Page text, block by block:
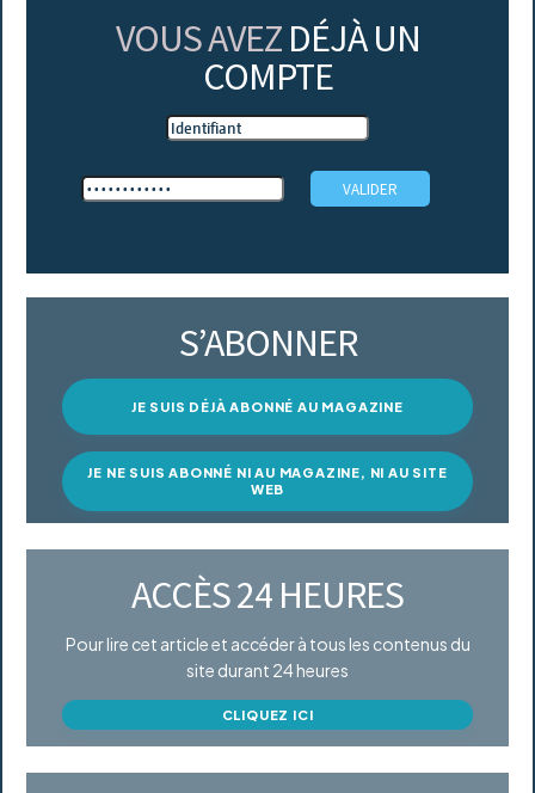
VOUS AVEZ DÉJÀ UN
COMPTE
S’ABONNER
JE SUIS DÉJÀ ABONNÉ AU MAGAZINE
JE NE SUIS ABONNÉ NI AU MAGAZINE, NI AU SITE
WEB
ACCÈS 24 HEURES
Pour lire cet article et accéder à tous les contenus du
site durant 24 heures
CLIQUEZ ICI